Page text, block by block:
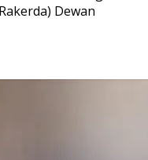
Dewan